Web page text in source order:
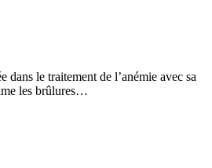
dans le traitement de l’anémie avec sa
les brûlures…